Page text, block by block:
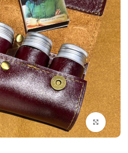
بزرگنمایی تصویر